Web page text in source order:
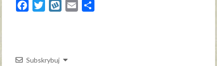
FacebookTwitterWykopEmail
Subskrybuj